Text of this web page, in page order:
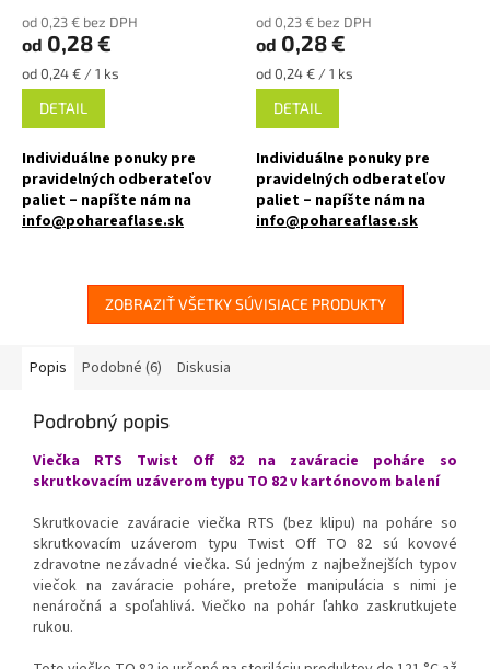
od 0,23 € bez DPH
od 0,28 €
Jednotková
cena:
od 0,24 € / 1 ks
DETAIL
Individuálne ponuky pre
pravidelných odberateľov
paliet – napíšte nám na
info@pohareaflase.sk
nízky 330 ml
✅ Twist Off skrutkový uzáver
objednajteTU
✅ Ako stvorená pre paštéty,
✅ Paletu za výhodnejšiu cenu
objednajteTU
od 0,23 € bez DPH
od 0,28 €
Jednotková
cena:
od 0,24 € / 1 ks
DETAIL
Individuálne ponuky pre
pravidelných odberateľov
paliet – napíšte nám na
info@pohareaflase.sk
obľúbený svoju univerzálnosťou
✅ Twist Off skrutkový uzáver
✅ Ako stvorená pre kimči,
✅ Paletu za výhodnejšiu cenu
objednajteTU
ZOBRAZIŤ VŠETKY SÚVISIACE PRODUKTY
Popis Podobné (6) Diskusia
Podrobný popis
Viečka RTS Twist Off 82 na zaváracie poháre so
skrutkovacím uzáverom typu TO 82 v kartónovom balení
Skrutkovacie zaváracie viečka RTS (bez klipu) na poháre so
skrutkovacím uzáverom typu Twist Off TO 82 sú kovové
zdravotne nezávadné viečka. Sú jedným z najbežnejších typov
viečok na zaváracie poháre, pretože manipulácia s nimi je
nenáročná a spoľahlivá. Viečko na pohár ľahko zaskrutkujete
rukou.